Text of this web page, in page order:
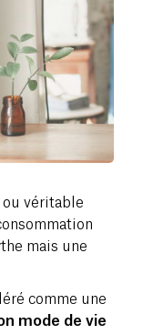
ou véritable
mais une
comme une
mode de vie